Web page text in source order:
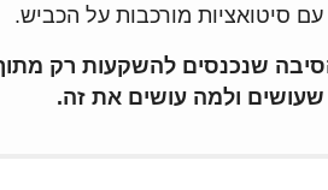
עם סיטואציות מורכבות על הכביש.
שנכנסים להשקעות רק
ולמה עושים את זה.